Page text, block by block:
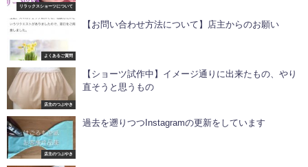
リラックスショーツについて
よくあるご質問
【お問い合わせ方法について】店主からのお願い
店主のつぶやき
【ショーツ試作中】イメージ通りに出来たもの、やり
直そうと思うもの
店主のつぶやき
過去を遡りつつInstagramの更新をしています